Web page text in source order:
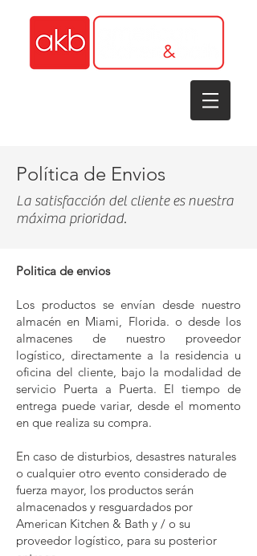
Política de Envios
La satisfacción del cliente es nuestra
máxima prioridad.
Politica de envios
Los productos se envían desde nuestro
almacén en Miami, Florida. o desde los
almacenes de nuestro proveedor
logístico, directamente a la residencia u
oficina del cliente, bajo la modalidad de
servicio Puerta a Puerta. El tiempo de
entrega puede variar, desde el momento
en que realiza su compra.
En caso de disturbios, desastres naturales
o cualquier otro evento considerado de
fuerza mayor, los productos serán
almacenados y resguardados por
American Kitchen & Bath y / o su
proveedor logístico, para su posterior